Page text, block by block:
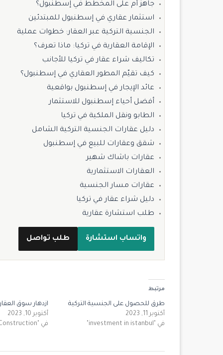
جاهز أم على المخطط في إسطنبول؟
استثمار عقاري في إسطنبول للمبتدئين
الجنسية التركية عبر العقار: خطوات عملية
الإقامة العقارية في تركيا: ماذا تعرف؟
تكاليف شراء عقار في تركيا للأجانب
كيف تقيّم المطور العقاري في إسطنبول؟
عائد الإيجار في إسطنبول بواقعية
أفضل أحياء إسطنبول للاستثمار
الطابو ونقل الملكية في تركيا
دليل عقارات الجنسية التركية الشامل
شقق وعقارات للبيع في إسطنبول
عقارات باشاك شهير
العقارات الاستثمارية
عقارات مسار الجنسية
دليل شراء عقار في تركيا
طلب استشارة عقارية
واتساب استشارة طلب تواصل
مرتبط
طرق للحصول على الجنسية التركية
أكتوبر 11, 2023
في "investment in istanbul"
ازدهار سوق
أكتوبر 10, 2023
في "Construction"